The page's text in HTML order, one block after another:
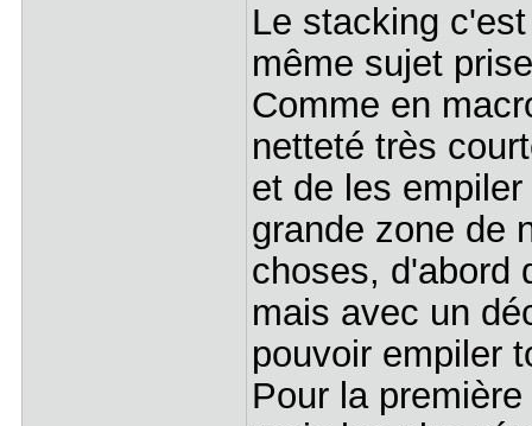
Le stacking
même sujet
Comme en
netteté très
et de les
grande zone de
choses, d'abord
mais avec un
pouvoir empiler
Pour la